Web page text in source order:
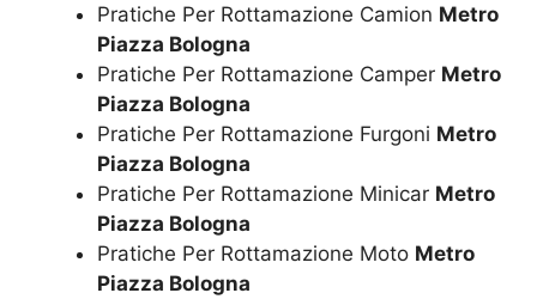
Pratiche Per Rottamazione Camion Metro
Piazza Bologna
Pratiche Per Rottamazione Camper Metro
Piazza Bologna
Pratiche Per Rottamazione Furgoni Metro
Piazza Bologna
Pratiche Per Rottamazione Minicar Metro
Piazza Bologna
Pratiche Per Rottamazione Moto Metro
Piazza Bologna